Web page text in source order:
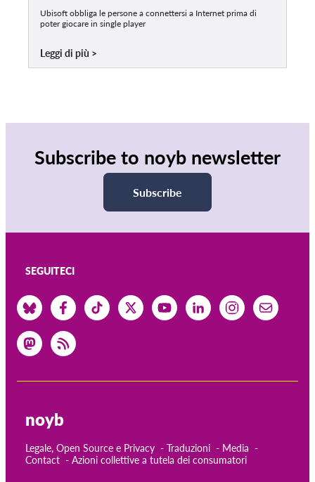
Ubisoft obbliga le persone a connettersi a Internet prima di
poter giocare in single player
Leggi di più
Subscribe to noyb newsletter
Subscribe
SEGUITECI
noyb
Legale, Open Source e Privacy Traduzioni
Media
Contact
Azioni collettive a tutela dei consumatori